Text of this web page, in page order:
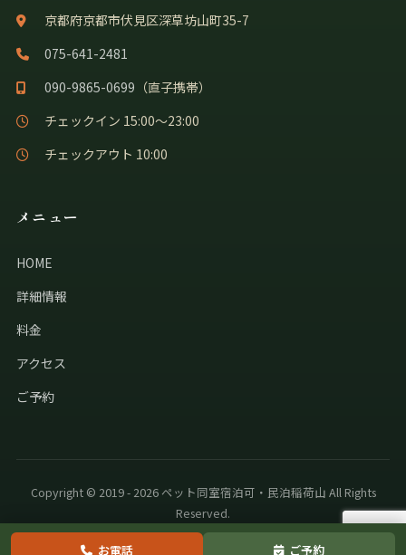
京都府京都市伏見区深草坊山町35-7
075-641-2481
090-9865-0699 （直子携帯）
チェックイン 15:00〜23:00
チェックアウト 10:00
メニュー
HOME
詳細情報
料金
アクセス
ご予約
Copyright © 2019 - 2026 ペット同室宿泊可・民泊稲荷山 All Rights
Reserved.
お電話 ご予約